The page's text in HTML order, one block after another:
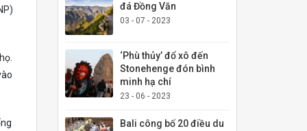
đá Đồng Văn
03 - 07 - 2023
‘Phù thủy’ đổ xô đến
Stonehenge đón bình
minh hạ chí
23 - 06 - 2023
Bali công bố 20 điều du